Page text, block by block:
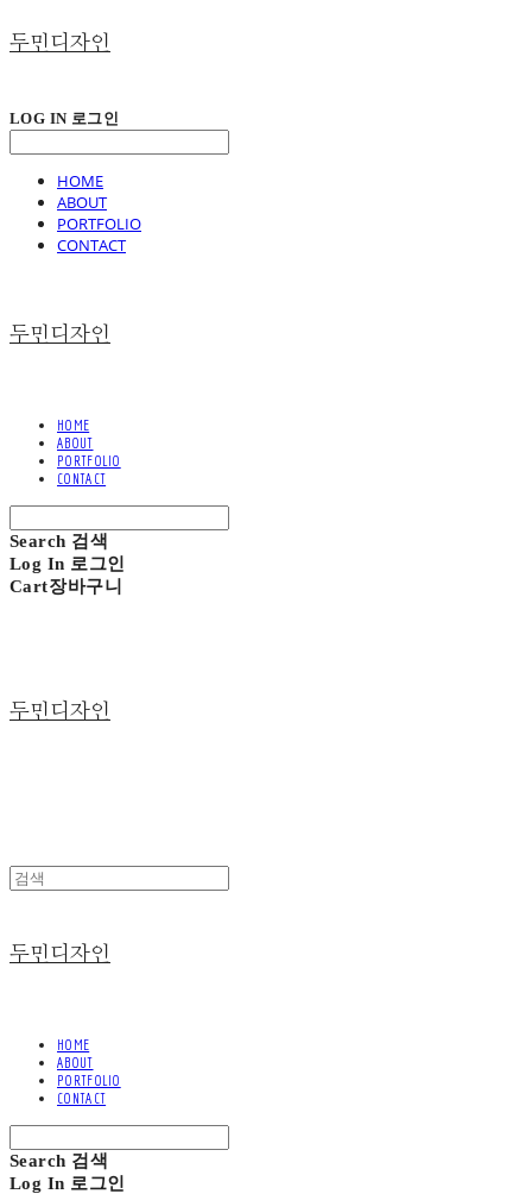
두민디자인
LOG IN 로그인
HOME
ABOUT
PORTFOLIO
CONTACT
두민디자인
HOME
ABOUT
PORTFOLIO
CONTACT
Search 검색
Log In 로그인
Cart장바구니
두민디자인
두민디자인
HOME
ABOUT
PORTFOLIO
CONTACT
Search 검색
Log In 로그인